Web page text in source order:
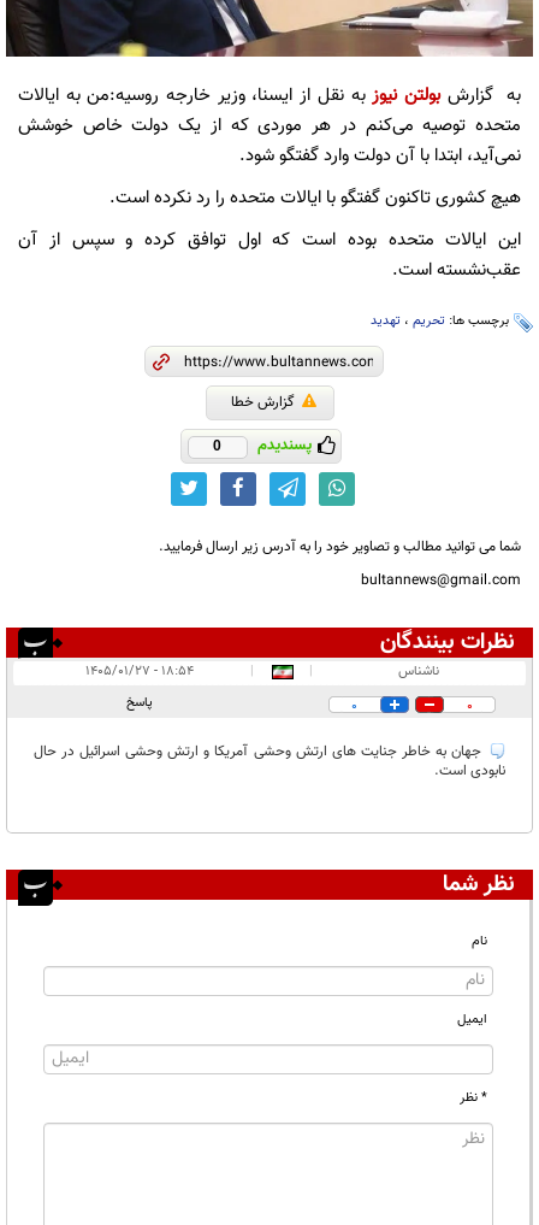
به گزارشبولتن نیوزبه نقل از ایسنا، وزیر خارجه روسیه:من به ایالات
متحده توصیه می‌کنم در هر موردی که از یک دولت خاص خوشش
نمی‌آید، ابتدا با آن دولت وارد گفتگو شود.
هیچ کشوری تاکنون گفتگو با ایالات متحده را رد نکرده است.
این ایالات متحده بوده است که اول توافق کرده و سپس از آن
عقب‌نشسته است.
برچسب ها: تحریم ، تهدید
گزارش خطا
پسندیدم 0
شما می توانید مطالب و تصاویر خود را به آدرس زیر ارسال فرمایید.
bultannews@gmail.com
نظرات بینندگان
در انتظار بررسی:
ناشناس |
|
۱۸:۵۴ - ۱۴۰۵/۰۱/۲۷
0
0 پاسخ
جهان به خاطر جنایت های ارتش وحشی آمریکا و ارتش وحشی اسرائیل در حال
نابودی است.
نظر شما
نام
ایمیل
* نظر